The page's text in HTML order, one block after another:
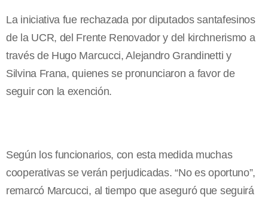
La iniciativa fue rechazada por diputados santafesinos
de la UCR, del Frente Renovador y del kirchnerismo a
través de Hugo Marcucci, Alejandro Grandinetti y
Silvina Frana, quienes se pronunciaron a favor de
seguir con la exención.
Según los funcionarios, con esta medida muchas
cooperativas se verán perjudicadas. “No es oportuno”,
remarcó Marcucci, al tiempo que aseguró que seguirá